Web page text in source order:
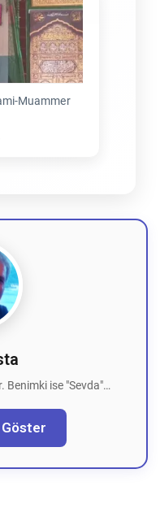
Muammer
Benimki ise "Sevda"…
Göster